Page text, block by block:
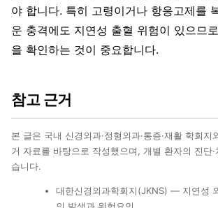
야 합니다. 특히 고령이거나 항응고제를
운 충격에도 지연성 출혈 위험이 있으므
을 확인하는 것이 중요합니다.
참고 근거
본 글은 국내 신경외과·정형외과·통증·재활 학회
거 자료를 바탕으로 작성했으며, 개별 환자의 진단
습니다.
대한신경외과학회지(JKNS) — 지연성
의 발생과 위험요인